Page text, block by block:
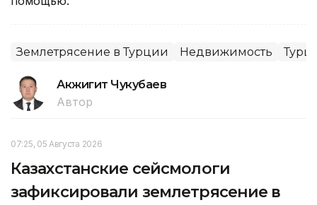
Землетрясение в Турции Недвижимость
Акжигит Чукубаев
Автор
07:25, 05 Августа 2026
Казахстанские сейсмологи
зафиксировали землетрясение в